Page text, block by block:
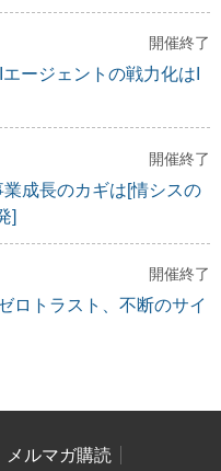
開催終了
ージェントの戦力化はI
開催終了
業成長のカギは[情シスの
]
開催終了
ロトラスト、不断のサイ
メルマガ購読